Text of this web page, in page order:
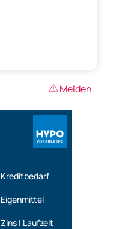
Melden
Kreditbedarf
Eigenmittel
Zins | Laufzeit